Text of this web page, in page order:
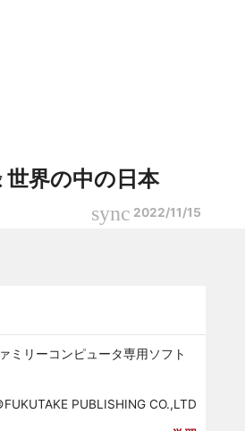
界の中の日本
sync 2022/11/15
ミリーコンピュータ専用ソフト
PUBLISHING CO.,LTD